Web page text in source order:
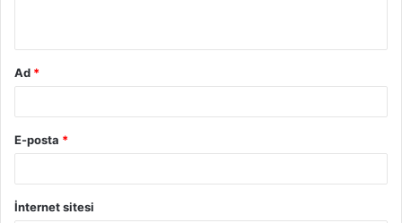
Ad *
E-posta *
İnternet sitesi